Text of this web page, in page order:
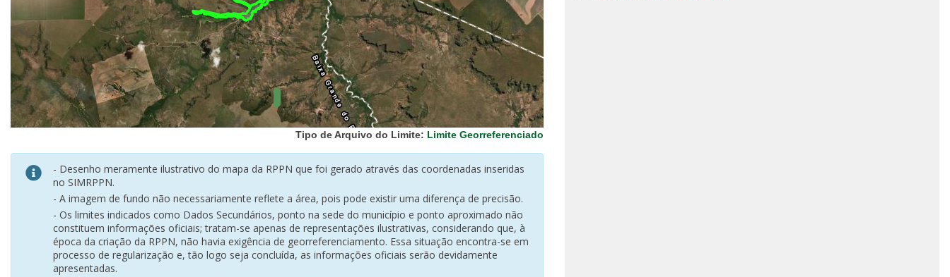
Vegetação
(IBGE)
Rodovias
(IBGE)
Relevo
(IBGE)
Tipo de Arquivo do Limite: Limite Georreferenciado
- Desenho meramente ilustrativo do mapa da RPPN que foi gerado através das coordenadas inseridas
no SIMRPPN.
- A imagem de fundo não necessariamente reflete a área, pois pode existir uma diferença de precisão.
- Os limites indicados como Dados Secundários, ponto na sede do município e ponto aproximado não
constituem informações oficiais; tratam-se apenas de representações ilustrativas, considerando que, à
época da criação da RPPN, não havia exigência de georreferenciamento. Essa situação encontra-se em
processo de regularização e, tão logo seja concluída, as informações oficiais serão devidamente
apresentadas.